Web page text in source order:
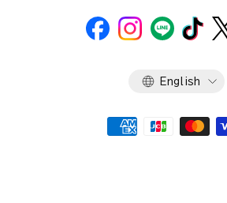
Language
English